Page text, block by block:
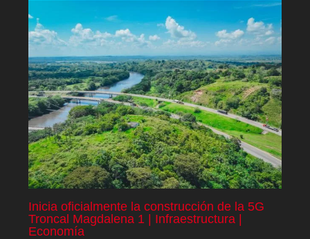
Inicia oficialmente la construcción de la 5G
Troncal Magdalena 1 | Infraestructura |
Economía